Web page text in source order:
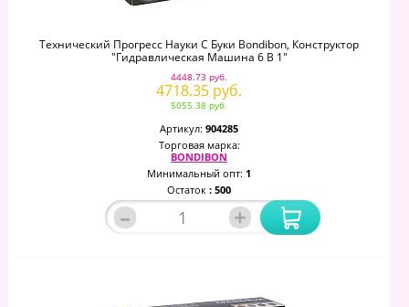
Технический Прогресс Науки С Буки Bondibon, Конструктор
"Гидравлическая Машина 6 В 1"
4448.73 руб.
4718.35 руб.
5055.38 руб.
Артикул: 904285
Торговая марка:
BONDIBON
Минимальный опт: 1
Остаток : 500
– +